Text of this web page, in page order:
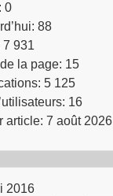
0
88
7 931
la page: 15
5 125
16
article: 7 août 2026
2016